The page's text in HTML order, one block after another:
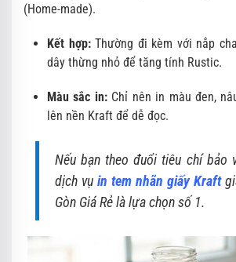
(Home-made).
Kết hợp:Thường đi kèm với nắp
dây thừng nhỏ để tăng tính Rustic.
Màu sắc in:Chỉ nên in màu đen,
lên nền Kraft để dễ đọc.
Nếu bạn theo đuổi tiêu chí bảo
dịch vụ in tem nhãn giấy Kraft
Gòn Giá Rẻ là lựa chọn số 1.